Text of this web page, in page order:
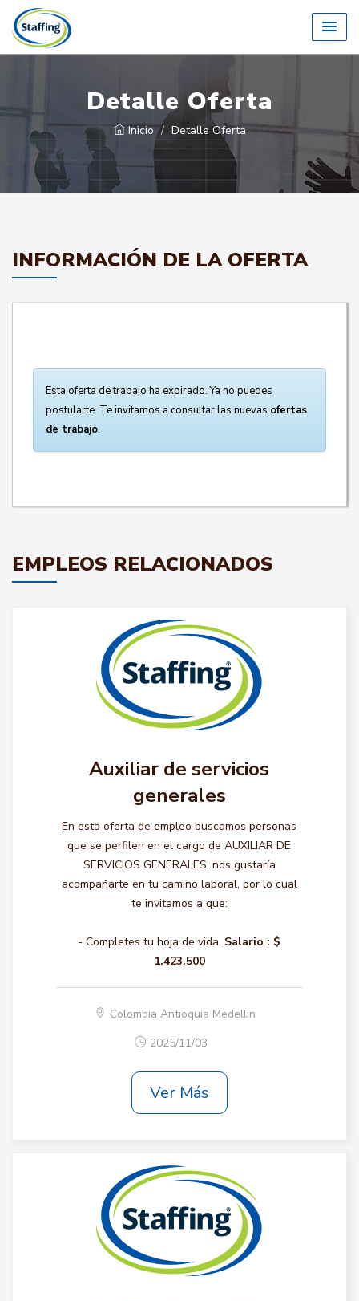
Detalle Oferta
Inicio Detalle Oferta
INFORMACIÓN DE LA OFERTA
Esta oferta de trabajo ha expirado. Ya no puedes
postularte. Te invitamos a consultar las nuevas ofertas
de trabajo.
EMPLEOS RELACIONADOS
Auxiliar de servicios
generales
En esta oferta de empleo buscamos personas
que se perfilen en el cargo de AUXILIAR DE
SERVICIOS GENERALES, nos gustaría
acompañarte en tu camino laboral, por lo cual
te invitamos a que:
- Completes tu hoja de vida. Salario : $
1.423.500
Colombia Antioquia Medellin
2025/11/03
Ver Más